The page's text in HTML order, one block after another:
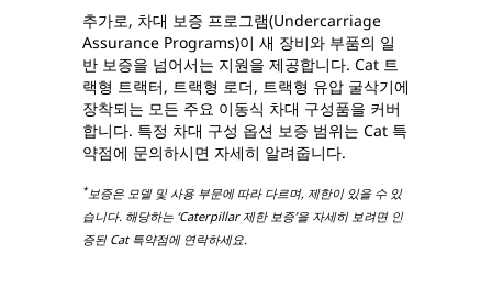
추가로, 차대 보증 프로그램(Undercarriage
Assurance Programs)이 새 장비와 부품의 일
반 보증을 넘어서는 지원을 제공합니다. Cat 트
랙형 트랙터, 트랙형 로더, 트랙형 유압 굴삭기에
장착되는 모든 주요 이동식 차대 구성품을 커버
합니다. 특정 차대 구성 옵션 보증 범위는 Cat 특
약점에 문의하시면 자세히 알려줍니다.
*보증은 모델 및 사용 부문에 따라 다르며, 제한이 있을 수 있
습니다. 해당하는 ‘Caterpillar 제한 보증’을 자세히 보려면 인
증된 Cat 특약점에 연락하세요.